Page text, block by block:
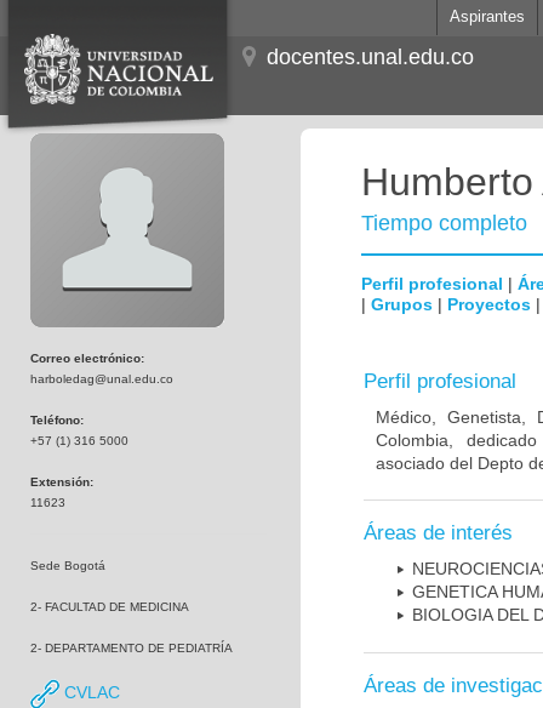
Aspirantes
docentes.unal.edu.co
Correo electrónico:
harboledag@unal.edu.co
Teléfono:
+57 (1) 316 5000
Extensión:
11623
Sede Bogotá
2- FACULTAD DE MEDICINA
2- DEPARTAMENTO DE PEDIATRÍA
CVLAC
Tiempo completo
Perfil profesional |
| Grupos | Proyectos
Perfil profesional
Médico, Genetista,
Colombia,
asociado del Depto
Áreas de interés
GENETICA
BIOLOGIA DEL
Áreas de